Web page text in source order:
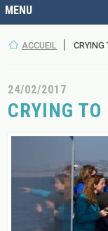
ACCUEIL CRYING
24/02/2017
CRYING TO